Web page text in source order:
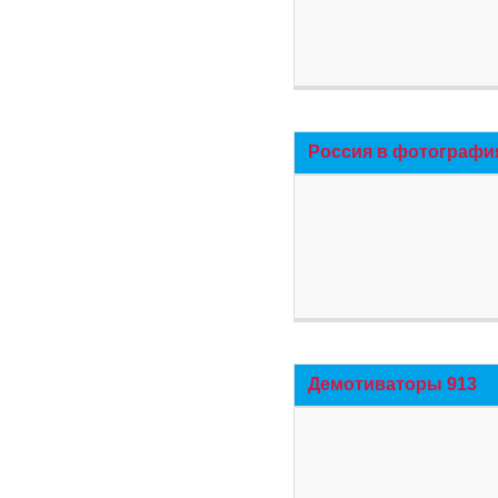
Россия в
Демотиваторы 913